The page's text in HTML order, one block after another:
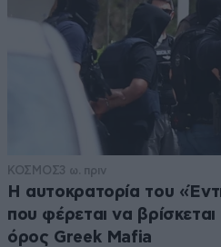
ΚΟΣΜΟΣ3 ω. πριν
Η αυτοκρατορία του
που φέρεται να
όρος Greek Mafia